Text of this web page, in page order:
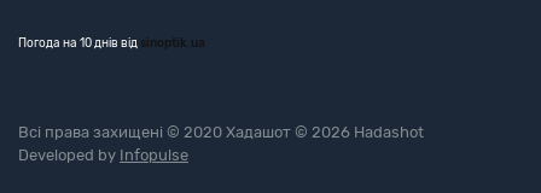
Погода на 10 днів від sinoptik.ua
Всі права захищені © 2020 Хадашот © 2026 Hadashot
Developed by Infopulse